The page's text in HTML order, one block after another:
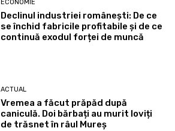
ECONOMIE
Declinul industriei românești: De ce
se închid fabricile profitabile și de ce
continuă exodul forței de muncă
ACTUAL
Vremea a făcut prăpăd după
caniculă. Doi bărbați au murit loviți
de trăsnet în râul Mureș